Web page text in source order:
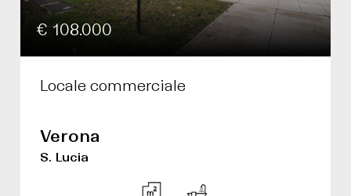
€ 108.000
Locale commerciale
Verona
S. Lucia